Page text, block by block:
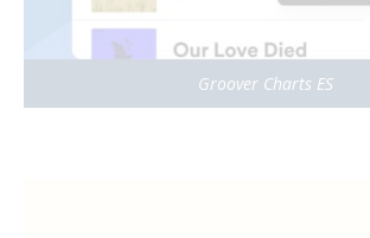
Groover Charts ES